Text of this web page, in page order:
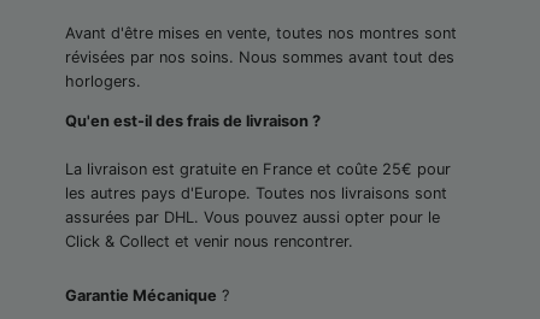
Avant d'être mises en vente, toutes nos montres sont
révisées par nos soins. Nous sommes avant tout des
horlogers.
Qu'en est-il des frais de livraison ?
La livraison est gratuite en France et coûte 25€ pour
les autres pays d'Europe. Toutes nos livraisons sont
assurées par DHL. Vous pouvez aussi opter pour le
Click & Collect et venir nous rencontrer.
Garantie Mécanique ?